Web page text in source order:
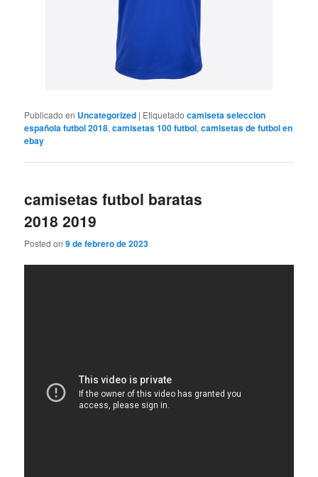
Publicado en Uncategorized | Etiquetado camiseta seleccion
española futbol 2018,camisetas 100 futbol,camisetas de futbol en
ebay
camisetas futbol baratas
2018 2019
Posted on9 de febrero de 2023